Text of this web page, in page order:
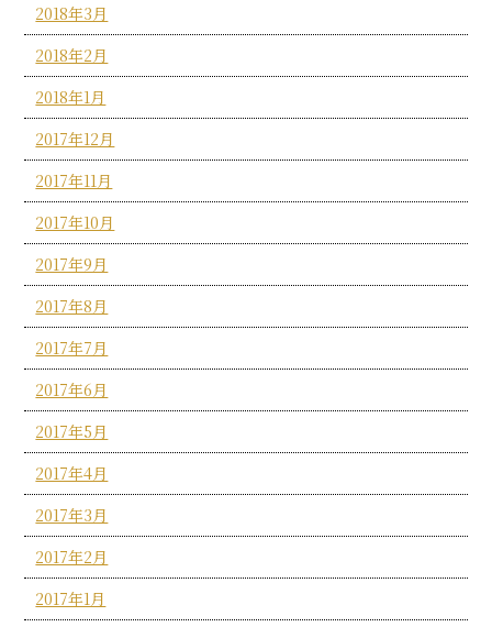
2018年3月
2018年2月
2018年1月
2017年12月
2017年11月
2017年10月
2017年9月
2017年8月
2017年7月
2017年6月
2017年5月
2017年4月
2017年3月
2017年2月
2017年1月